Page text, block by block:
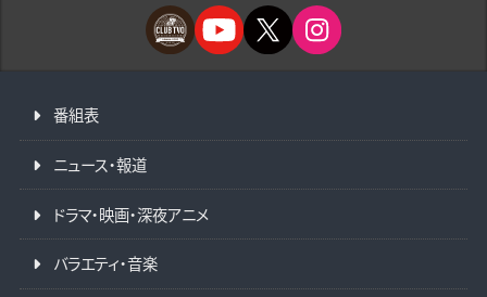
番組表
ニュース・報道
ドラマ・映画・深夜アニメ
バラエティ・音楽